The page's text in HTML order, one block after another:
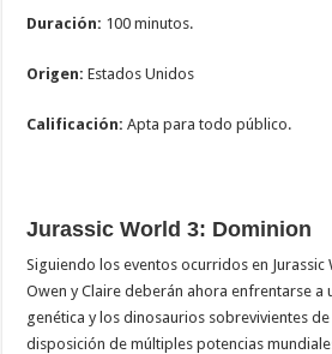
Duración: 100 minutos.
Origen: Estados Unidos
Calificación: Apta para todo público.
Jurassic World 3: Dominion
Siguiendo los eventos ocurridos en Jurassic
Owen y Claire deberán ahora enfrentarse a
genética y los dinosaurios sobrevivientes
disposición de múltiples potencias